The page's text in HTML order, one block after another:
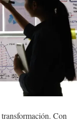
Con